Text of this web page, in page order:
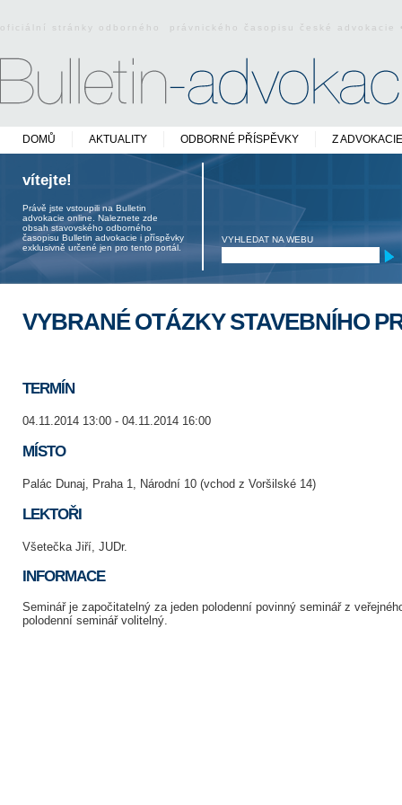
oficiální stránky odborného právnického časopisu české
DOMŮ AKTUALITY ODBORNÉ PŘÍSPĚVKY Z ADVOKACIE
vítejte!
Právě jste vstoupili na Bulletin
advokacie online. Naleznete zde
obsah stavovského odborného
časopisu Bulletin advokacie i příspěvky
exklusivně určené jen pro tento portál.
VYHLEDAT NA WEBU
VYBRANÉ OTÁZKY STAVEBNÍHO
TERMÍN
04.11.2014 13:00 - 04.11.2014 16:00
MÍSTO
Palác Dunaj, Praha 1, Národní 10 (vchod z Voršilské 14)
LEKTOŘI
Všetečka Jiří, JUDr.
INFORMACE
Seminář je započitatelný za jeden polodenní povinný seminář z
polodenní seminář volitelný.